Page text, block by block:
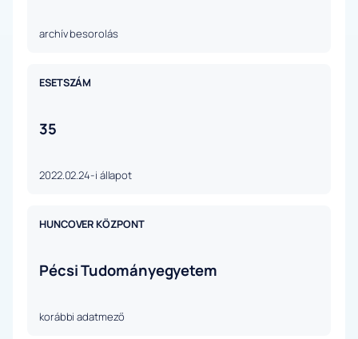
archív besorolás
ESETSZÁM
35
2022.02.24-i állapot
HUNCOVER KÖZPONT
Pécsi Tudományegyetem
korábbi adatmező